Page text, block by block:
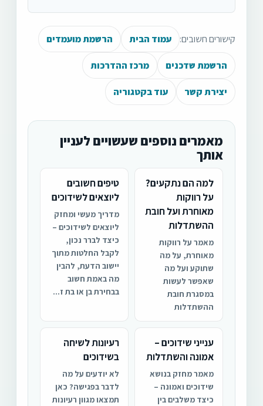
קישורים חשובים: עמוד הבית הרשמת מועמדים
הרשמת שדכנים מרכז ההדרכות
יצירת קשר עוד בקטגוריה
מאמרים נוספים שעשויים לעניין
אותך
למה הם נתקעים?
על רווקות
מאוחרת ועל חובת
ההשתדלות
מאמר על רווקות
מאוחרת, על מה
שתוקע ועל מה
שאפשר לעשות
במסגרת חובת
ההשתדלות
טיפים חשובים
ליוצאים לשידוכים
מדריך מעשי ומחזק
ליוצאים לשידוכים –
כיצד לברר נכון,
לקבל החלטות מתוך
יישוב הדעת, להבין
מה באמת חשוב
בבחירת בן או בת ז...
ענייני שידוכים –
אמונה והשתדלות
מאמר מחזק בנושא
שידוכים ואמונה –
כיצד משלבים בין
רעיונות לשיחה
בשידוכים
לא יודעים על מה
לדבר בפגישה? כאן
תמצאו מגוון רעיונות